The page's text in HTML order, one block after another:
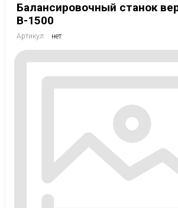
Балансировочный станок
В-1500
Артикул: нет